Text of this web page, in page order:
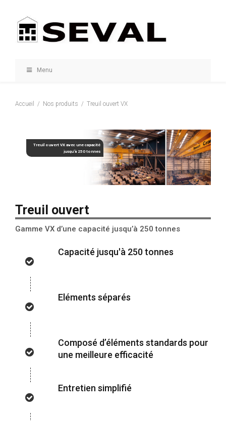
Menu
Accueil Nos produits Treuil ouvert VX
Treuil ouvert VX avec une capacité
jusqu’à 250 tonnes
Treuil ouvert
Gamme VX d’une capacité jusqu’à 250 tonnes
Capacité jusqu'à 250 tonnes
Eléments séparés
Composé d’éléments standards pour
une meilleure efficacité
Entretien simplifié